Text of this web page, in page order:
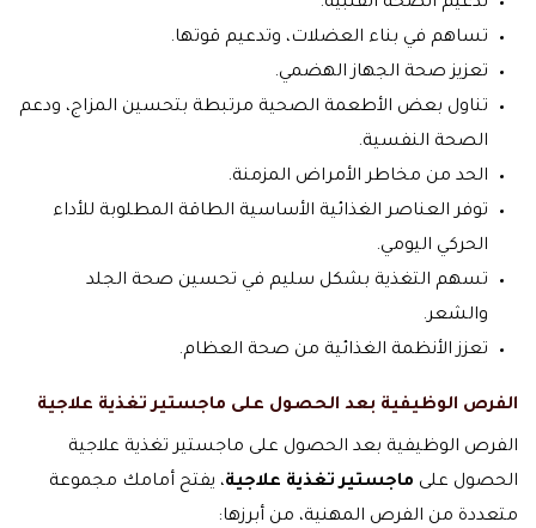
تساهم في بناء العضلات، وتدعيم قوتها.
تعزيز صحة الجهاز الهضمي.
تناول بعض الأطعمة الصحية مرتبطة بتحسين المزاج، ودعم
الصحة النفسية.
الحد من مخاطر الأمراض المزمنة.
توفر العناصر الغذائية الأساسية الطاقة المطلوبة للأداء
الحركي اليومي.
تسهم التغذية بشكل سليم في تحسين صحة الجلد
والشعر.
تعزز الأنظمة الغذائية من صحة العظام.
الفرص الوظيفية بعد الحصول على ماجستير تغذية علاجية
الفرص الوظيفية بعد الحصول على ماجستير تغذية علاجية
الحصول على ماجستير تغذية علاجية، يفتح أمامك مجموعة
متعددة من الفرص المهنية، من أبرزها: